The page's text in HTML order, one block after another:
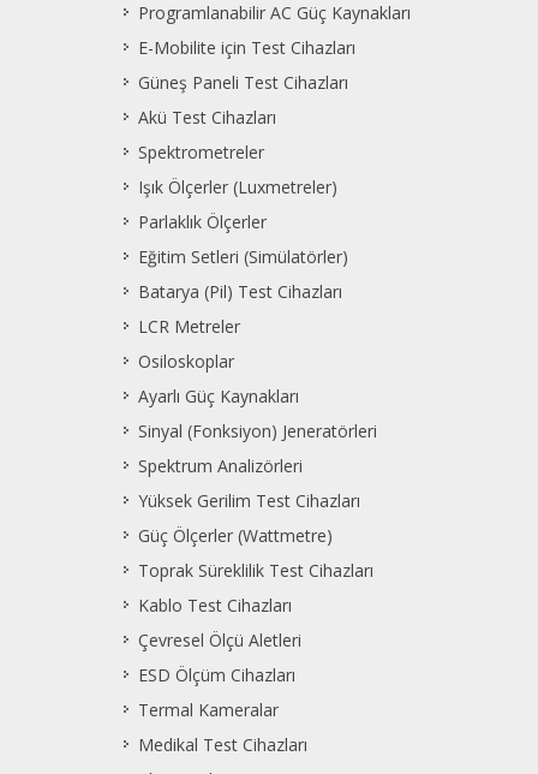
Programlanabilir AC Güç Kaynakları
E-Mobilite için Test Cihazları
Güneş Paneli Test Cihazları
Akü Test Cihazları
Spektrometreler
Işık Ölçerler (Luxmetreler)
Parlaklık Ölçerler
Eğitim Setleri (Simülatörler)
Batarya (Pil) Test Cihazları
LCR Metreler
Osiloskoplar
Ayarlı Güç Kaynakları
Sinyal (Fonksiyon) Jeneratörleri
Spektrum Analizörleri
Yüksek Gerilim Test Cihazları
Güç Ölçerler (Wattmetre)
Toprak Süreklilik Test Cihazları
Kablo Test Cihazları
Çevresel Ölçü Aletleri
ESD Ölçüm Cihazları
Termal Kameralar
Medikal Test Cihazları